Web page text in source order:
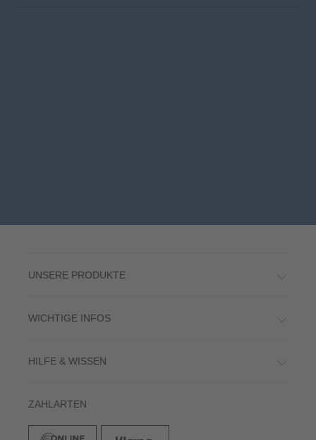
UNSERE PRODUKTE
WICHTIGE INFOS
HILFE & WISSEN
ZAHLARTEN